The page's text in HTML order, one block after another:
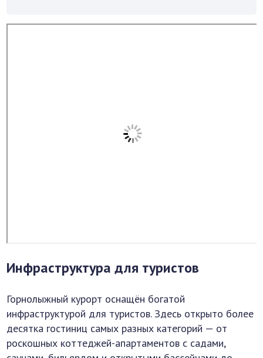
Инфраструктура для туристов
Горнолыжный курорт оснащён богатой
инфраструктурой для туристов. Здесь открыто более
десятка гостиниц самых разных категорий — от
роскошных коттеджей-апартаментов с садами,